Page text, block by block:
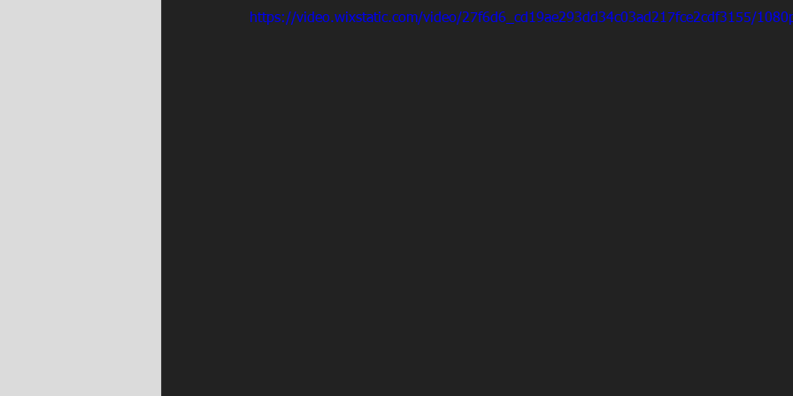
https://video.wixstatic.com/video/27f6d6_cd19ae293dd34c03ad217fce2cdf3155/